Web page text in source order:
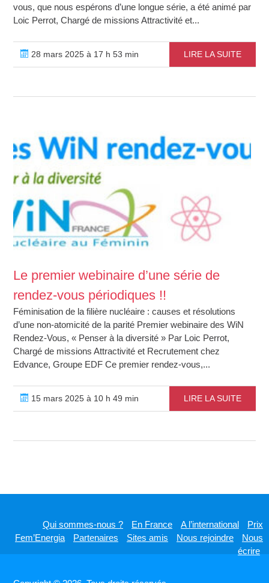
vous, que nous espérons d’une longue série, a été animé par
Loic Perrot, Chargé de missions Attractivité et...
28 mars 2025 à 17 h 53 min LIRE LA SUITE
Le premier webinaire d’une série de
rendez-vous périodiques !!
Féminisation de la filière nucléaire : causes et résolutions
d’une non-atomicité de la parité Premier webinaire des WiN
Rendez-Vous, « Penser à la diversité » Par Loic Perrot,
Chargé de missions Attractivité et Recrutement chez
Edvance, Groupe EDF Ce premier rendez-vous,...
15 mars 2025 à 10 h 49 min LIRE LA SUITE
Qui sommes-nous ? En France A l’international
Prix
Fem’Energia
Partenaires Sites amis Nous rejoindre
Nous
écrire